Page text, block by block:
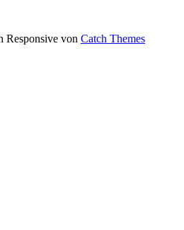
Responsive von Catch Themes